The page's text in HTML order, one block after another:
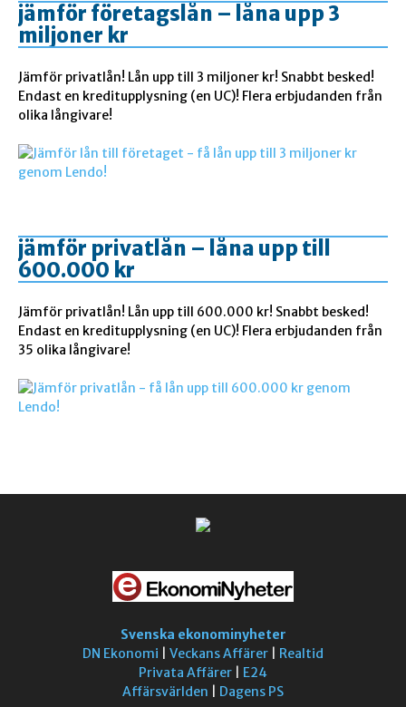
jämför företagslån – låna upp 3
miljoner kr
Jämför privatlån! Lån upp till 3 miljoner kr! Snabbt besked!
Endast en kreditupplysning (en UC)! Flera erbjudanden från
olika långivare!
jämför privatlån – låna upp till
600.000 kr
Jämför privatlån! Lån upp till 600.000 kr! Snabbt besked!
Endast en kreditupplysning (en UC)! Flera erbjudanden från
35 olika långivare!
Svenska ekonominyheter
DN Ekonomi
Veckans Affärer
Realtid
Privata Affärer
E24
Affärsvärlden
Dagens PS